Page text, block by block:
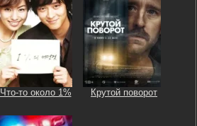
Что-то около 1% Крутой поворот